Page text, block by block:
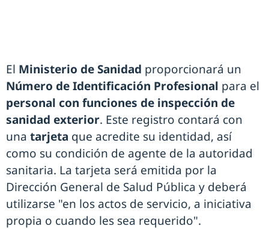
El Ministerio de Sanidad proporcionará un
Número de Identificación Profesional para el
personal con funciones de inspección de
sanidad exterior. Este registro contará con
una tarjeta que acredite su identidad, así
como su condición de agente de la autoridad
sanitaria. La tarjeta será emitida por la
Dirección General de Salud Pública y deberá
utilizarse "en los actos de servicio, a iniciativa
propia o cuando les sea requerido".